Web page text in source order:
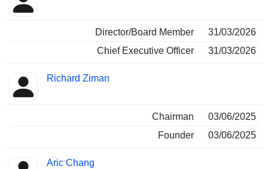
Director/Board Member
31/03/2026
Chief Executive Officer
31/03/2026
Richard Ziman
Chairman
03/06/2025
Founder
03/06/2025
Aric Chang